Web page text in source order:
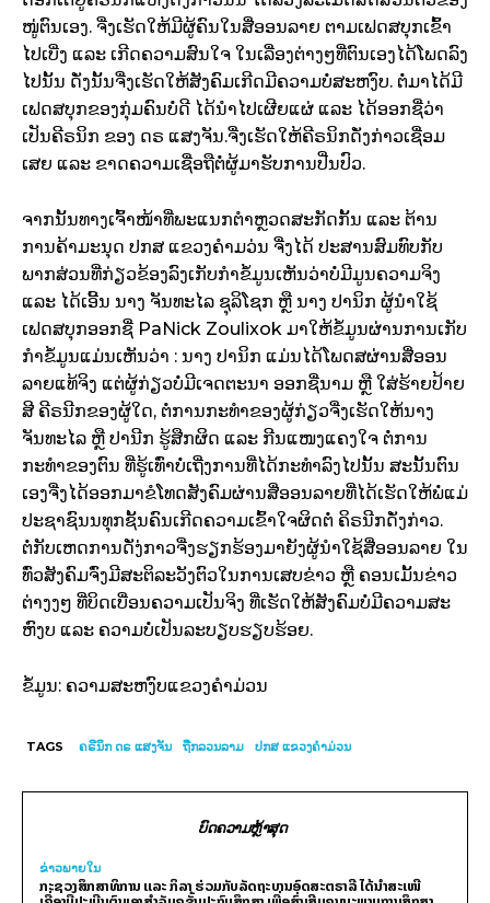
ໜູ່ຕົນເອງ. ຈື່ງເຮັດໃຫ້ມີຜູ້ຄົນໃນສື່ອອນລາຍ ຕາມເຟດສບຸກເຂົ້າ
ໄປເບີ່ງ ແລະ ເກີດຄວາມສົນໃຈ ໃນເລື່ອງຕ່າງໆທີ່ຕົນເອງໄດ້ໂພດລົງ
ໄປນັ້ນ ດັ່ງນັ້ນຈື່ງເຮັດໃຫ້ສັງຄົມເກີດມີຄວາມບໍ່ສະຫງົບ. ຕໍ່ມາໄດ້ມີ
ເຟດສບຸກຂອງກຸ່ມຄົນບໍ່ດີ ໄດ້ນຳໄປເຜີຍແຜ່ ແລະ ໄດ້ອອກຊື່ວ່າ
ເປັນຄີຣນິກ ຂອງ ດຣ ແສງຈັນ.ຈື່ງເຮັດໃຫ້ຄີຣນິກດັ່ງກ່າວເຊື່ອມ
ເສຍ ແລະ ຂາດຄວາມເຊື່ອຖືຕໍ່ຜູ້ມາຮັບການປີ່ນປົວ.
ຈາກນັ້ນທາງເຈົ້າໜ້າທີ່ພະແນກຕຳຫຼວດສະກັດກັ້ນ ແລະ ຕ້ານ
ການຄ້າມະນຸດ ປກສ ແຂວງຄຳມວ່ນ ຈື່ງໄດ້ ປະສານສົມທົບກັບ
ພາກສ່ວນທີ່ກ່ຽວຂ້ອງລົງເກັບກຳຂໍ້ມູນເຫັນວ່າບໍ່ມີມູນຄວາມຈິງ
ແລະ ໄດ້ເອີ້ນ ນາງ ຈັນທະໄລ ຊຸລິໂຊກ ຫຼື ນາງ ປານິກ ຜູ້ນຳໃຊ້
ເຟດສບຸກອອກຊື່ PaNick Zoulixok ມາໃຫ້ຂໍ້ມູນຜ່ານການເກັບ
ກຳຂໍ້ມູນແມ່ນເຫັນວ່າ : ນາງ ປານິກ ແມ່ນໄດ້ໂພດສຜ່ານສື່ອອນ
ລາຍແທ້ຈິງ ແຕ່ຜູ້ກ່ຽວບໍ່ມີເຈດຕະນາ ອອກຊື່ນາມ ຫຼື ໃສ່ຮ້າຍປ້າຍ
ສີ ຄີຣນີກຂອງຜູ້ໃດ, ຕໍ່ການກະທຳຂອງຜູ້ກ່ຽວຈື່ງເຮັດໃຫ້ນາງ
ຈັນທະໄລ ຫຼື ປານີກ ຮູ້ສືກຜິດ ແລະ ກີນແໜງແຄງໃຈ ຕໍ່ການ
ກະທຳຂອງຕົນ ທີ່ຮູ້ເທົ່າບໍ່ເຖີ່ງການທີ່ໄດ້ກະທຳລົງໄປນັ້ນ ສະນັ້ນຕົນ
ເອງຈື່ງໄດ້ອອກມາຂໍໂທດສັງຄົມຜ່ານສື່ອອນລາຍທີ່ໄດ້ເຮັດໃຫ້ພໍ່ແມ່
ປະຊາຊົນນທຸກຊັ້ນຄົນເກີດຄວາມເຂົ້າໃຈຜິດຕໍ່ ຄິຣນີກດັ່ງກ່າວ.
ຕໍ່ກັບເຫດການດັ່ງ່ກາວຈື່ງຮຽກຮ້ອງມາຍັງຜູ້ນຳໃຊ້ສື່ອອນລາຍ ໃນ
ທົ່ວສັງຄົມຈົ່ງມີສະຕິລະວັງຕົວໃນການເສບຂ່າວ ຫຼື ຄອນເມັ້ນຂ່າວ
ຕ່າງງໆ ທີ່ບິດເບື່ອນຄວາມເປັນຈິງ ທີ່ເຮັດໃຫ້ສັງຄົມບໍ່ມີຄວາມສະ
ຫົງບ ແລະ ຄວາມບໍ່ເປັນລະບຽບຮຽບຮ້ອຍ.
ຂໍ້ມູນ: ຄວາມສະຫງົບແຂວງຄຳມ່ວນ
TAGS ຄຣີນິກ ດຣ ແສງຈັນ ຖືກລວນລາມ ປກສ ແຂວງຄຳມ່ວນ
ບົດຄວາມຫຼ້າສຸດ
ຂ່າວພາຍ​ໃນ
ກະຊວງສຶກສາທິການ ແລະ ກິລາ ຮ່ວມກັບລັດຖະບານອົດສະຕຣາລີ ໄດ້ນຳສະເໜີ